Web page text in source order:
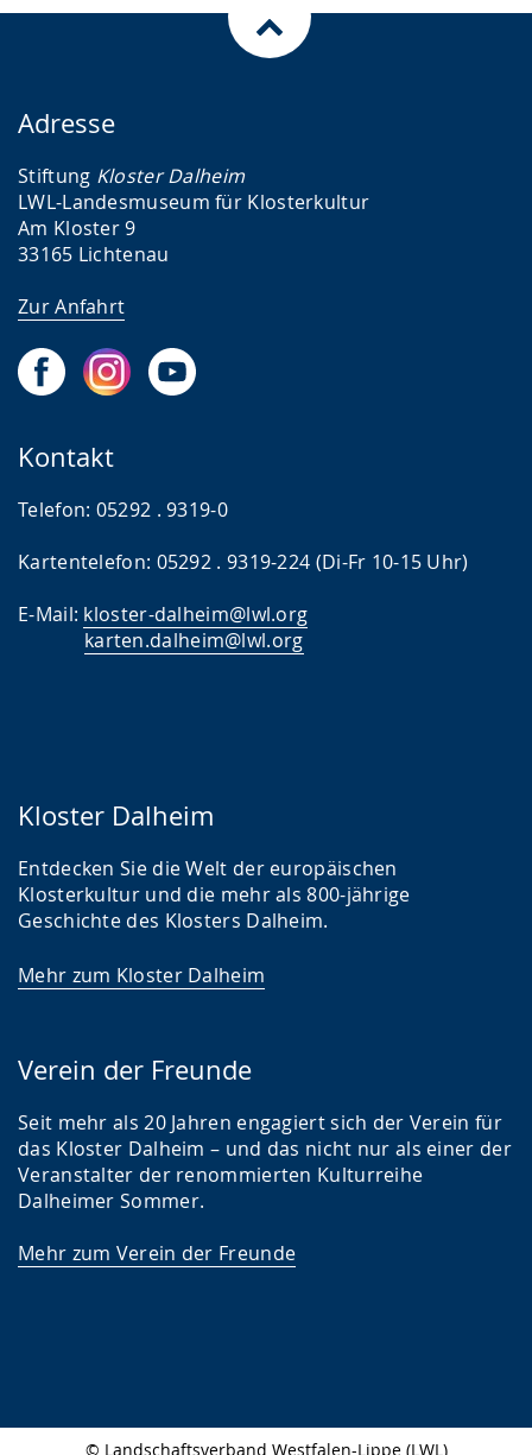
Adresse
Stiftung Kloster Dalheim
LWL-Landesmuseum für Klosterkultur
Am Kloster 9
33165 Lichtenau
Zur Anfahrt
Kontakt
Telefon: 05292 . 9319-0
Kartentelefon: 05292 . 9319-224 (Di-Fr 10-15 Uhr)
E-Mail: kloster-dalheim@lwl.org
karten.dalheim@lwl.org
Kloster Dalheim
Entdecken Sie die Welt der europäischen
Klosterkultur und die mehr als 800-jährige
Geschichte des Klosters Dalheim.
Mehr zum Kloster Dalheim
Verein der Freunde
Seit mehr als 20 Jahren engagiert sich der Verein für
das Kloster Dalheim – und das nicht nur als einer der
Veranstalter der renommierten Kulturreihe
Dalheimer Sommer.
Mehr zum Verein der Freunde
© Landschaftsverband Westfalen-Lippe (LWL)